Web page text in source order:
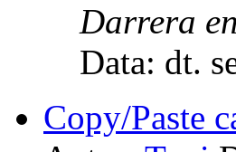
Darrera
Data: dt.
Copy/Paste